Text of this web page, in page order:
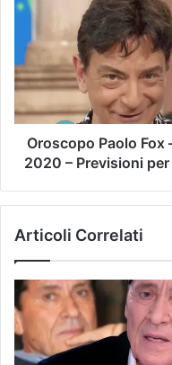
Oroscopo Paolo
2020 – Previsioni
Articoli Correlati